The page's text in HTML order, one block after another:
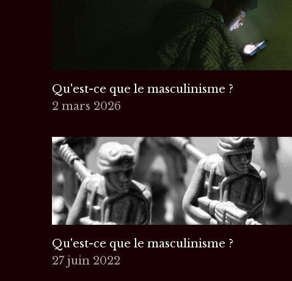
Qu'est-ce que le masculinisme ?
2 mars 2026
Qu'est-ce que le masculinisme ?
27 juin 2022